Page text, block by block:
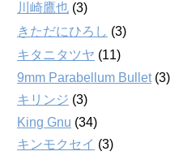
川崎鷹也 (3)
きただにひろし (3)
キタニタツヤ (11)
9mm Parabellum Bullet(3)
キリンジ (3)
King Gnu (34)
キンモクセイ (3)